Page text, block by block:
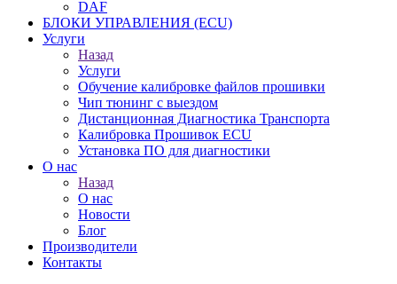
DAF
БЛОКИ УПРАВЛЕНИЯ (ECU)
Услуги
Назад
Услуги
Обучение калибровке файлов прошивки
Чип тюнинг с выездом
Дистанционная Диагностика Транспорта
Калибровка Прошивок ECU
Установка ПО для диагностики
О нас
Назад
О нас
Новости
Блог
Производители
Контакты